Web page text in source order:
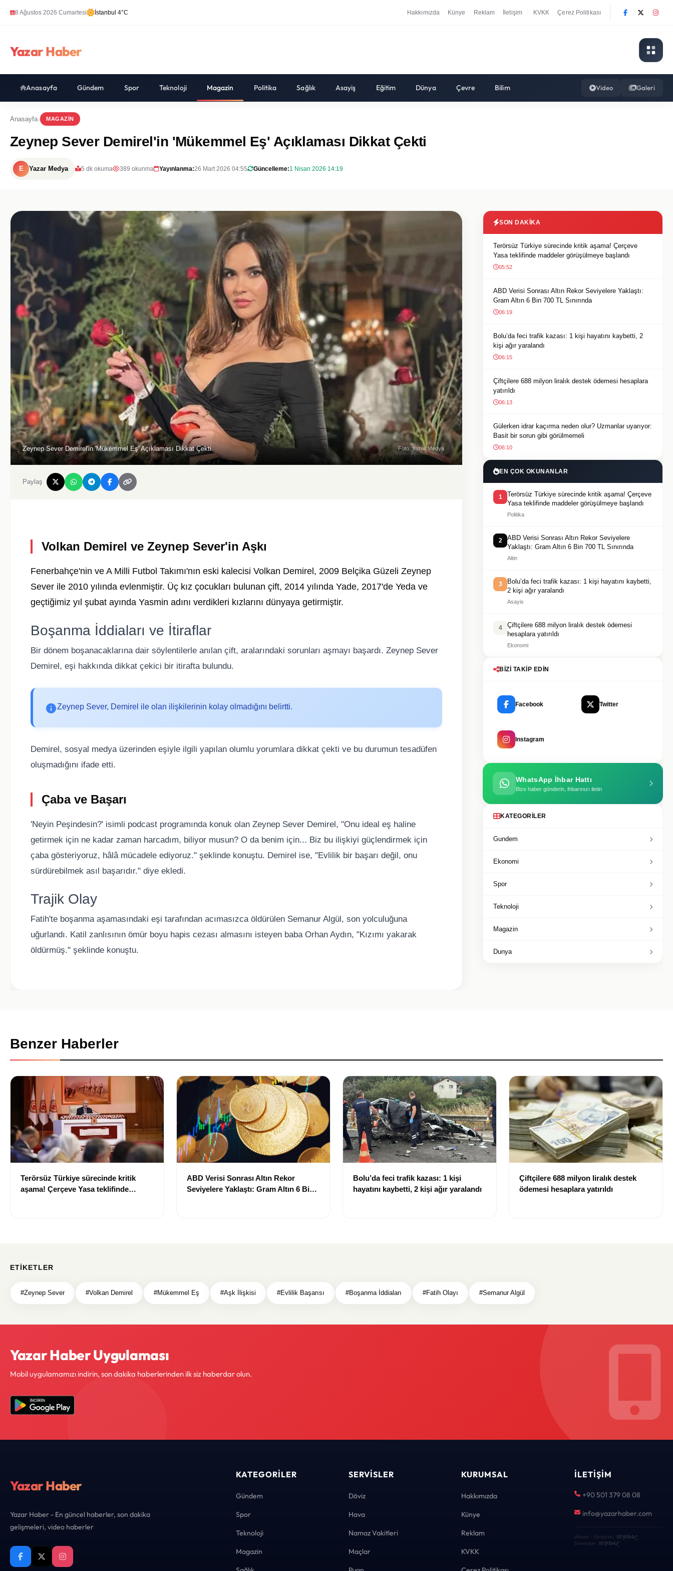
8 Ağustos 2026 Cumartesi İstanbul 4°C Hakkımızda Künye Reklam İletişim KVKK Çerez Politikası
Yazar Haber
Anasayfa Gündem Spor Teknoloji Magazin Politika Sağlık Asayiş Eğitim Dünya Çevre Bilim Video Galeri
Anasayfa MAGAZIN
Zeynep Sever Demirel'in 'Mükemmel Eş' Açıklaması Dikkat Çekti
E Yazar Medya 5 dk okuma 389 okunma Yayınlanma:26 Mart 2026 04:55 Güncelleme:1 Nisan 2026 14:19
Zeynep Sever Demirel'in 'Mükemmel Eş' Açıklaması Dikkat Çekti Foto: Yazar Medya
Paylaş
Volkan Demirel ve Zeynep Sever'in Aşkı
Fenerbahçe'nin ve A Milli Futbol Takımı'nın eski kalecisi Volkan Demirel, 2009 Belçika Güzeli Zeynep
Sever ile 2010 yılında evlenmiştir. Üç kız çocukları bulunan çift, 2014 yılında Yade, 2017'de Yeda ve
geçtiğimiz yıl şubat ayında Yasmin adını verdikleri kızlarını dünyaya getirmiştir.
Boşanma İddiaları ve İtiraflar
Bir dönem boşanacaklarına dair söylentilerle anılan çift, aralarındaki sorunları aşmayı başardı. Zeynep Sever
Demirel, eşi hakkında dikkat çekici bir itirafta bulundu.
Zeynep Sever, Demirel ile olan ilişkilerinin kolay olmadığını belirtti.
Demirel, sosyal medya üzerinden eşiyle ilgili yapılan olumlu yorumlara dikkat çekti ve bu durumun tesadüfen
oluşmadığını ifade etti.
Çaba ve Başarı
'Neyin Peşindesin?' isimli podcast programında konuk olan Zeynep Sever Demirel, "Onu ideal eş haline
getirmek için ne kadar zaman harcadım, biliyor musun? O da benim için... Biz bu ilişkiyi güçlendirmek için
çaba gösteriyoruz, hâlâ mücadele ediyoruz." şeklinde konuştu. Demirel ise, "Evlilik bir başarı değil, onu
sürdürebilmek asıl başarıdır." diye ekledi.
Trajik Olay
Fatih'te boşanma aşamasındaki eşi tarafından acımasızca öldürülen Semanur Algül, son yolculuğuna
uğurlandı. Katil zanlısının ömür boyu hapis cezası almasını isteyen baba Orhan Aydın, "Kızımı yakarak
öldürmüş." şeklinde konuştu.
SON DAKIKA
Terörsüz Türkiye sürecinde kritik aşama! Çerçeve
Yasa teklifinde maddeler görüşülmeye başlandı
05:52
ABD Verisi Sonrası Altın Rekor Seviyelere Yaklaştı:
Gram Altın 6 Bin 700 TL Sınırında
06:19
Bolu’da feci trafik kazası: 1 kişi hayatını kaybetti, 2
kişi ağır yaralandı
06:15
Çiftçilere 688 milyon liralık destek ödemesi hesaplara
yatırıldı
06:13
Gülerken idrar kaçırma neden olur? Uzmanlar uyarıyor:
Basit bir sorun gibi görülmemeli
06:10
EN ÇOK OKUNANLAR
1
Terörsüz Türkiye sürecinde kritik aşama! Çerçeve
Yasa teklifinde maddeler görüşülmeye başlandı
Politika
2
ABD Verisi Sonrası Altın Rekor Seviyelere
Yaklaştı: Gram Altın 6 Bin 700 TL Sınırında
Altin
3
Bolu’da feci trafik kazası: 1 kişi hayatını kaybetti,
2 kişi ağır yaralandı
Asayis
4
Çiftçilere 688 milyon liralık destek ödemesi
hesaplara yatırıldı
Ekonomi
BIZI TAKIP EDIN
Facebook Twitter
Instagram
WhatsApp İhbar Hattı
Bize haber gönderin, ihbarınızı iletin
KATEGORILER
Gundem
Ekonomi
Spor
Teknoloji
Magazin
Dunya
Benzer Haberler
Terörsüz Türkiye sürecinde kritik
aşama! Çerçeve Yasa teklifinde
ABD Verisi Sonrası Altın Rekor
Seviyelere Yaklaştı: Gram Altın 6 Bin
Bolu’da feci trafik kazası: 1 kişi
hayatını kaybetti, 2 kişi ağır yaralandı
Çiftçilere 688 milyon liralık destek
ödemesi hesaplara yatırıldı
ETIKETLER
#Zeynep Sever #Volkan Demirel #Mükemmel Eş #Aşk İlişkisi #Evlilik Başarısı #Boşanma İddiaları #Fatih Olayı #Semanur Algül
Yazar Haber Uygulaması
Mobil uygulamamızı indirin, son dakika haberlerinden ilk siz haberdar olun.
Yazar Haber
Yazar Haber - En güncel haberler, son dakika
gelişmeleri, video haberler
KATEGORILER
Gündem
Spor
Teknoloji
Magazin
SERVISLER
Döviz
Hava
Namaz Vakitleri
Maçlar
KURUMSAL
Hakkımızda
Künye
Reklam
KVKK
İLETIŞIM
+90 501 379 08 08
info@yazarhaber.com
eNews · Geliştirici KEYDAL·
Developer
KEYDAL